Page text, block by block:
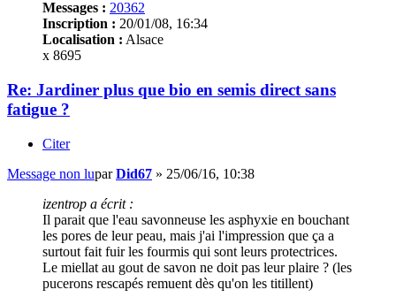
Messages : 20362
Inscription : 20/01/08, 16:34
Localisation : Alsace
x 8695
Re: Jardiner plus que bio en semis direct sans
fatigue ?
Citer
Message non luparDid67 » 25/06/16, 10:38
izentrop a écrit :
Il parait que l'eau savonneuse les asphyxie en bouchant
les pores de leur peau, mais j'ai l'impression que ça a
surtout fait fuir les fourmis qui sont leurs protectrices.
Le miellat au gout de savon ne doit pas leur plaire ? (les
pucerons rescapés remuent dès qu'on les titillent)